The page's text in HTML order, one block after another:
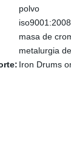
polvo
iso9001:2008
masa de
metalurgia
Iron Drums